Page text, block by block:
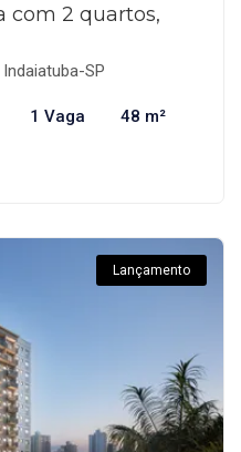
com 2 quartos,
SP
1 Vaga 48 m²
Lançamento